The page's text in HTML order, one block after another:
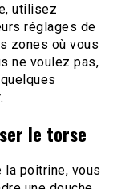
utilisez
réglages de
zones où vous
ne voulez pas,
le torse
poitrine, vous